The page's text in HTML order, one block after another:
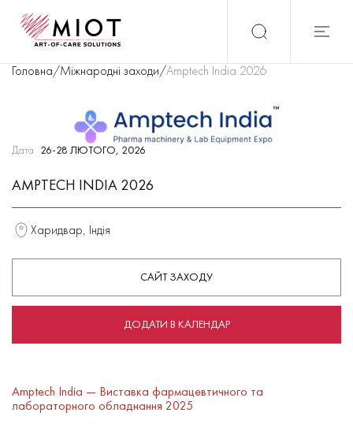
Головна/Міжнародні заходи/Amptech India 2026
Дата 26-28 ЛЮТОГО, 2026
AMPTECH INDIA 2026
Харидвар, Індія
САЙТ ЗАХОДУ
ДОДАТИ В КАЛЕНДАР
Amptech India — Виставка фармацевтичного та
лабораторного обладнання 2025